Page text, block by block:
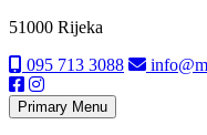
51000 Rijeka
095 713 3088
Primary Menu